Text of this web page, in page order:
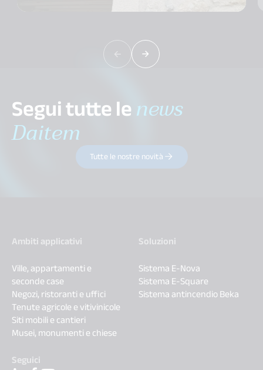
Segui tutte lenews
Daitem
Tutte le nostre novità
Ambiti applicativi
Ville, appartamenti e
seconde case
Negozi, ristoranti e uffici
Tenute agricole e vitivinicole
Siti mobili e cantieri
Musei, monumenti e chiese
Soluzioni
Sistema E-Nova
Sistema E-Square
Sistema antincendio Beka
Seguici